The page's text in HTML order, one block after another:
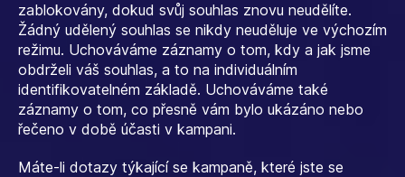
zablokovány, dokud svůj souhlas znovu neudělíte.
Žádný udělený souhlas se nikdy neuděluje ve výchozím
režimu. Uchováváme záznamy o tom, kdy a jak jsme
obdrželi váš souhlas, a to na individuálním
identifikovatelném základě. Uchováváme také
záznamy o tom, co přesně vám bylo ukázáno nebo
řečeno v době účasti v kampani.
Máte-li dotazy týkající se kampaně, které jste se